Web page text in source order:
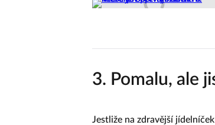
3. Pomalu, ale
Jestliže na zdravější